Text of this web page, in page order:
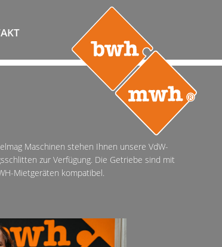
Maschinen stehen Ihnen unsere VdW-
zur Verfügung. Die Getriebe sind mit
Mietgeräten kompatibel.